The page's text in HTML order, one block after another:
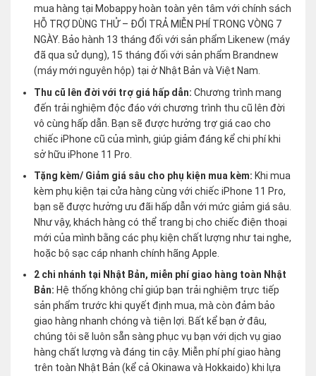
mua hàng tại Mobappy hoàn toàn yên tâm với chính sách
HỖ TRỢ DÙNG THỬ – ĐỔI TRẢ MIỄN PHÍ TRONG VÒNG 7
NGÀY. Bảo hành 13 tháng đối với sản phẩm Likenew (máy
đã qua sử dụng), 15 tháng đối với sản phẩm Brandnew
(máy mới nguyên hộp) tại ở Nhật Bản và Việt Nam.
Thu cũ lên đời với trợ giá hấp dẫn:Chương trình mang
đến trải nghiệm độc đáo với chương trình thu cũ lên đời
vô cùng hấp dẫn. Bạn sẽ được hưởng trợ giá cao cho
chiếc iPhone cũ của mình, giúp giảm đáng kể chi phí khi
sở hữu iPhone 11 Pro.
Tặng kèm/ Giảm giá sâu cho phụ kiện mua kèm: Khi mua
kèm phụ kiện tại cửa hàng cùng với chiếc iPhone 11 Pro,
bạn sẽ được hưởng ưu đãi hấp dẫn với mức giảm giá sâu.
Như vậy, khách hàng có thể trang bị cho chiếc điện thoại
mới của mình bằng các phụ kiện chất lượng như tai nghe,
hoặc bộ sạc cáp nhanh chính hãng Apple.
2 chi nhánh tại Nhật Bản, miễn phí giao hàng toàn Nhật
Bản: Hệ thống không chỉ giúp bạn trải nghiệm trực tiếp
sản phẩm trước khi quyết định mua, mà còn đảm bảo
giao hàng nhanh chóng và tiện lợi. Bất kể bạn ở đâu,
chúng tôi sẽ luôn sẵn sàng phục vụ bạn với dịch vụ giao
hàng chất lượng và đáng tin cậy. Miễn phí phí giao hàng
trên toàn Nhật Bản (kể cả Okinawa và Hokkaido) khi lựa